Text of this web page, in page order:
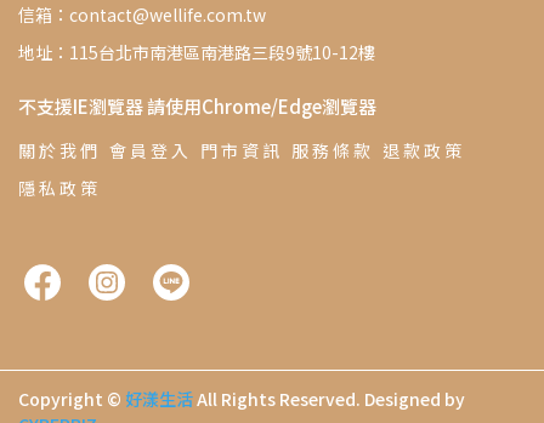
信箱：contact@wellife.com.tw
地址：115台北市南港區南港路三段9號10-12樓
不支援IE瀏覽器 請使用Chrome/Edge瀏覽器
關 於 我 們 會 員 登 入 門 市 資 訊 服 務 條 款 退 款 政 策
隱 私 政 策
Copyright © 好漾生活All Rights Reserved. Designed by